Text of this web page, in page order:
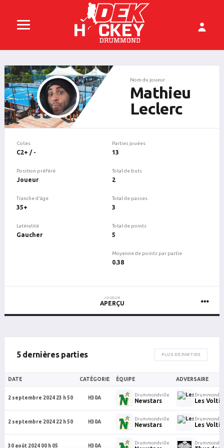
Nom du joueur
Mathieu
Leclerc
Cotes
C2+ / -
Position préféré
Joueur
Tranche d'âge
35+
Latéralité
Gaucher
Parties jouées
13
Total de buts
2
Total de passes
3
Total de points
5
Moyenne de points par partie
0.38
JOUEUR
APERÇU
5 dernières parties PLUS DE PARTIES
DATE CATÉGORIE ÉQUIPE ADVERSAIRE
2 septembre 2024 23 h 50 H30A
Drummondville
Newstars Les
2 septembre 2024 22 h 50 H30A
Drummondville
Newstars Les
30 août 2024 00 h 05 H30A
Drummondville